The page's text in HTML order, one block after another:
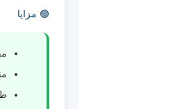
🟢 مزایا